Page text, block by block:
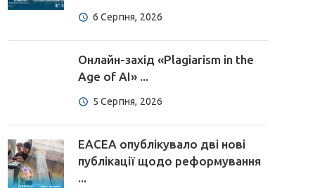
6 Серпня, 2026
Онлайн-захід «Plagiarism in the
Age of AI» ...
5 Серпня, 2026
EACEA опублікувало дві нові
публікації щодо реформування
...